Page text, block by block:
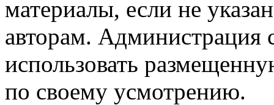
материалы, если не
авторам. Администрация
использовать
по своему усмотрению.